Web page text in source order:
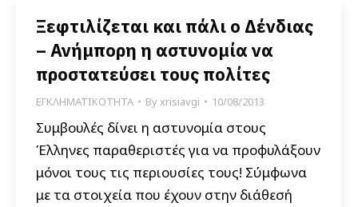
Ξεφτιλίζεται και πάλι ο Δένδιας
– Ανήμπορη η αστυνομία να
προστατεύσει τους πολίτες
ΕΓΚΛΗΜΑΤΙΚΟΤΗΤΑ Byxrisiavgi 10/08/2013
Συμβουλές δίνει η αστυνομία στους
Έλληνες παραθεριστές για να προφυλάξουν
μόνοι τους τις περιουσίες τους! Σύμφωνα
με τα στοιχεία που έχουν στην διάθεσή